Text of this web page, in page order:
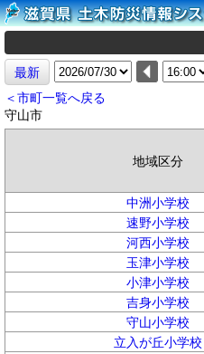
最新
＜市町一覧へ戻る
守山市
地域区分
中洲小学校
速野小学校
河西小学校
玉津小学校
小津小学校
吉身小学校
守山小学校
立入が丘小学校